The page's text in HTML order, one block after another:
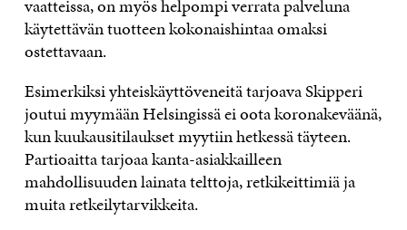
vaatteissa, on myös helpompi verrata palveluna
käytettävän tuotteen kokonaishintaa omaksi
ostettavaan.
Esimerkiksi yhteiskäyttöveneitä tarjoava Skipperi
joutui myymään Helsingissä ei oota koronakeväänä,
kun kuukausitilaukset myytiin hetkessä täyteen.
Partioaitta tarjoaa kanta-asiakkailleen
mahdollisuuden lainata telttoja, retkikeittimiä ja
muita retkeilytarvikkeita.